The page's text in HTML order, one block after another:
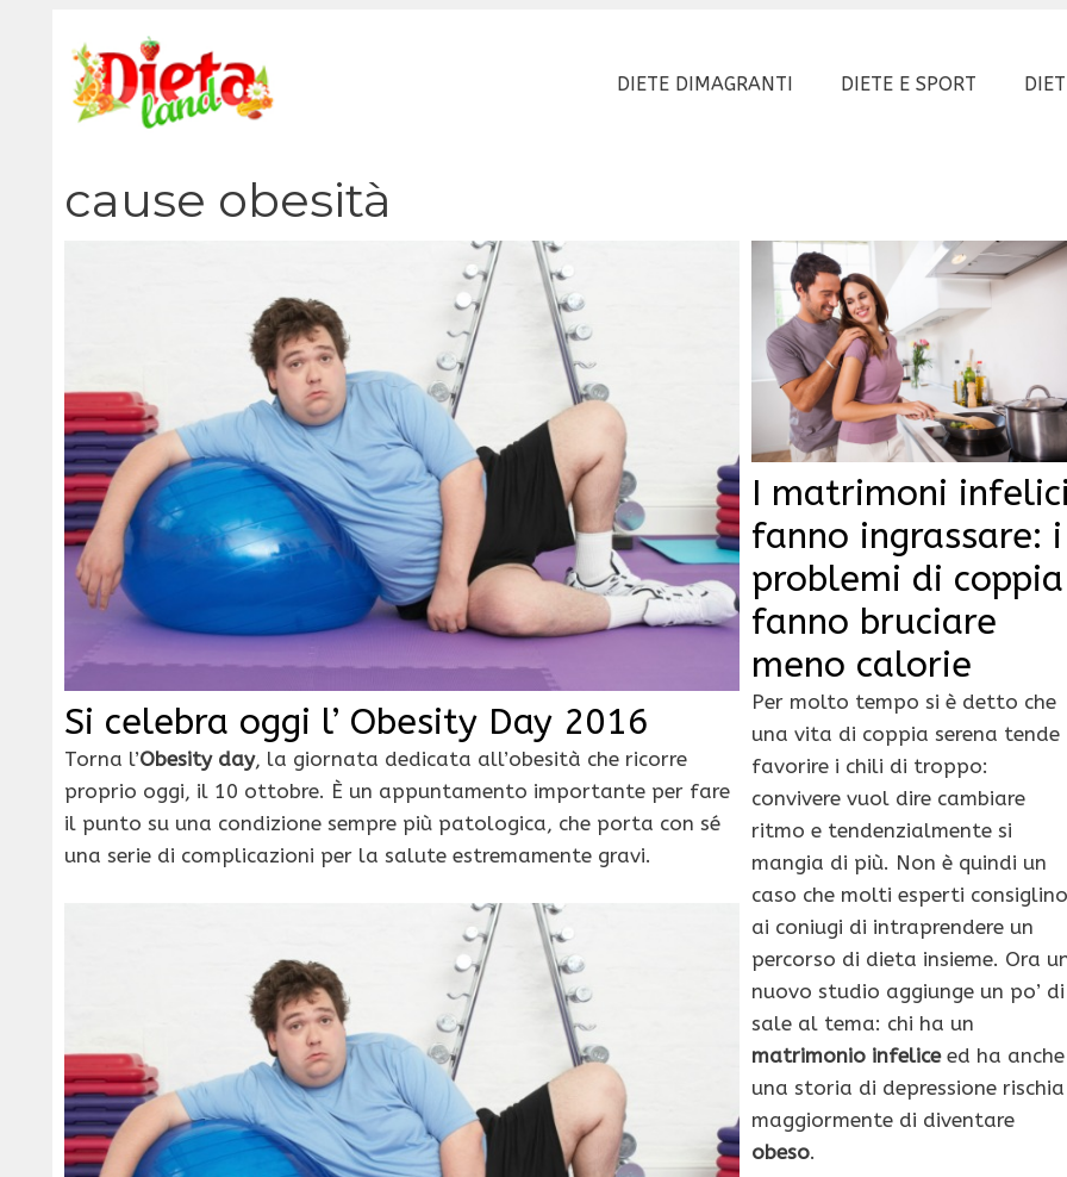
contenuto
DIETE DIMAGRANTI DIETE E SPORT
cause obesità
Si celebra oggi l’ Obesity Day 2016
Torna l’Obesity day, la giornata dedicata all’obesità che ricorre
proprio oggi, il 10 ottobre. È un appuntamento importante per fare
il punto su una condizione sempre più patologica, che porta con sé
una serie di complicazioni per la salute estremamente gravi.
I matrimoni
fanno ingrassare: i
problemi di coppia
fanno bruciare
meno calorie
Per molto tempo si è detto che
una vita di coppia serena tende
favorire i chili di troppo:
convivere vuol dire cambiare
ritmo e tendenzialmente si
mangia di più. Non è quindi un
caso che molti esperti consiglino
ai coniugi di intraprendere un
percorso di dieta insieme. Ora
nuovo studio aggiunge un po’ di
sale al tema: chi ha un
matrimonio infeliceed ha anche
una storia di depressione rischia
maggiormente di diventare
obeso.